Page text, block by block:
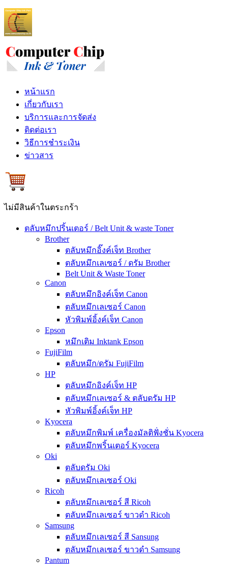
หน้าแรก
เกี่ยวกับเรา
บริการและการจัดส่ง
ติดต่อเรา
วิธีการชำระเงิน
ข่าวสาร
ไม่มีสินค้าในตระกร้า
ตลับหมึกปริ้นเตอร์ / Belt Unit & waste Toner
Brother
ตลับหมึกอิ๊งค์เจ็ท Brother
ตลับหมึกเลเซอร์ / ดรัม Brother
Belt Unit & Waste Toner
Canon
ตลับหมึกอิงค์เจ็ท Canon
ตลับหมึกเลเซอร์ Canon
หัวพิมพ์อิ้งค์เจ็ท Canon
Epson
หมึกเติม Inktank Epson
FujiFilm
ตลับหมึก/ดรัม FujiFilm
HP
ตลับหมึกอิงค์เจ็ท HP
ตลับหมึกเลเซอร์ & ตลับดรัม HP
หัวพิมพ์อิ้งค์เจ็ท HP
Kyocera
ตลับหมึกพิมพ์ เครื่องมัลติฟั่งชั่น Kyocera
ตลับหมึกพริ้นเตอร์ Kyocera
Oki
ตลับดรัม Oki
ตลับหมึกเลเซอร์ Oki
Ricoh
ตลับหมึกเลเซอร์ สี Ricoh
ตลับหมึกเลเซอร์ ขาวดำ Ricoh
Samsung
ตลับหมึกเลเซอร์ สี Sansung
ตลับหมึกเลเซอร์ ขาวดำ Samsung
Pantum